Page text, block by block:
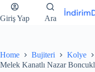
Giriş Yap Ara
Home Bujiteri
Kolye
Melek Kanatlı Nazar